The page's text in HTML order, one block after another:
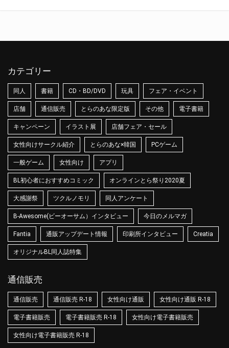
カテゴリー
同人 書籍 CD・BD/DVD 玩具 フェア・イベント
店舗 通信販売 とらのあな限定版 その他 電子書籍
キャンペーン イラスト展 店舗フェア・セール
女性向けサークル紹介 とらのあな×韓国 PCゲーム
一般ゲーム 女性向け アプリ
BL初心者におすすめコミック オンラインとら祭り2020夏
大感謝祭 ツクルノモリ 同人アンケート
B-Awesome(ビーオーサム）インタビュー 今日のメルマガ
Fantia 通販アップデート情報 印刷所インタビュー Creatia
オリジナルBL同人誌特集
通信販売
通信販売 通信販売 R-18 女性向け通販 女性向け通販 R-18
電子書籍販売 電子書籍販売 R-18 女性向け電子書籍販売
女性向け電子書籍販売 R-18